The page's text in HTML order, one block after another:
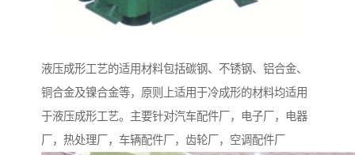
液压成形工艺的适用材料包括碳钢、不锈钢、铝合金、
铜合金及镍合金等，原则上适用于冷成形的材料均适用
于液压成形工艺。主要针对汽车配件厂，电子厂，电器
厂，热处理厂，车辆配件厂，齿轮厂，空调配件厂